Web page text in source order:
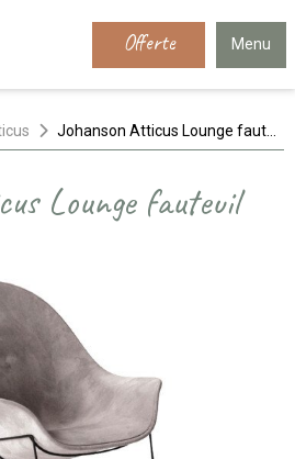
Offerte Menu
Lounge fauteuil